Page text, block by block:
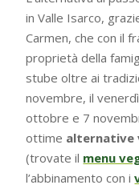
in Valle Isarco,
Carmen, che con il
proprietà della
stube oltre ai
novembre, il
ottobre e 7
ottime alternative
(trovate il menu
l’abbinamento con i